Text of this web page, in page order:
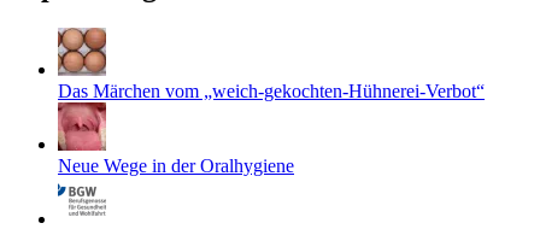
Das Märchen vom „weich-gekochten-Hühnerei-Verbot“
Neue Wege in der Oralhygiene